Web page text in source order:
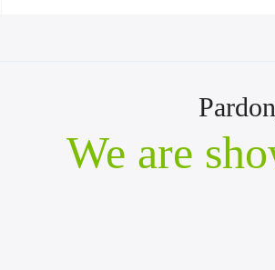
We are